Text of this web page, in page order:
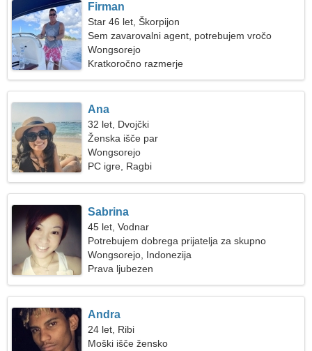
Firman
Star 46 let, Škorpijon
Sem zavarovalni agent, potrebujem vročo
žensko
Wongsorejo
Kratkoročno razmerje
Ana
32 let, Dvojčki
Ženska išče par
Wongsorejo
PC igre, Ragbi
Sabrina
45 let, Vodnar
Potrebujem dobrega prijatelja za skupno
potovanje
Wongsorejo, Indonezija
Prava ljubezen
Andra
24 let, Ribi
Moški išče žensko